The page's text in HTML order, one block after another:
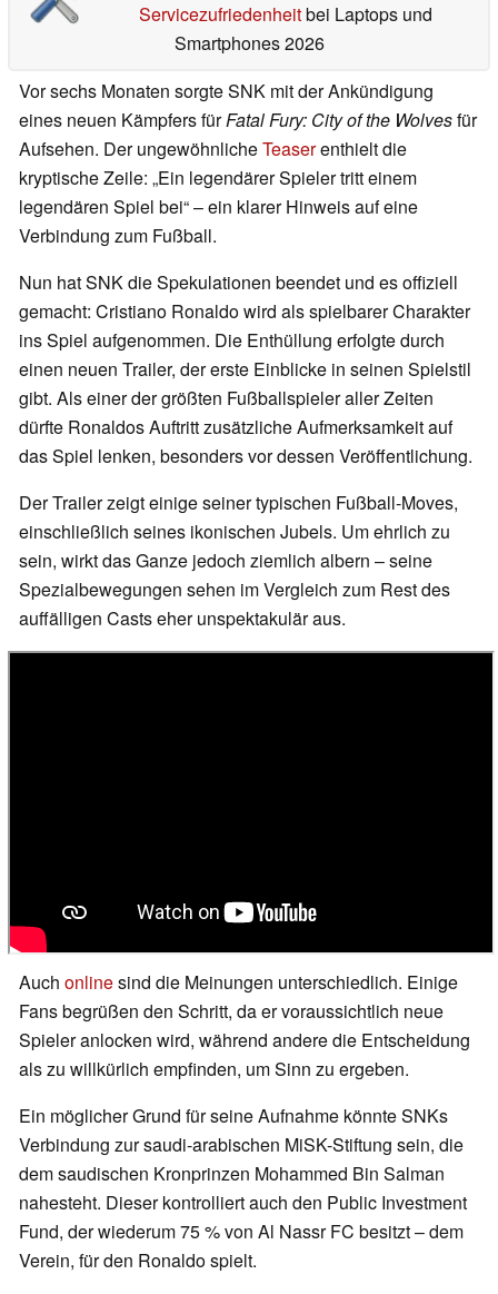
Servicezufriedenheitbei Laptops und
Smartphones 2026
Vor sechs Monaten sorgte SNK mit der Ankündigung
eines neuen Kämpfers fürFatal Fury: City of the Wolvesfür
Aufsehen. Der ungewöhnlicheTeaserenthielt die
kryptische Zeile: „Ein legendärer Spieler tritt einem
legendären Spiel bei“ – ein klarer Hinweis auf eine
Verbindung zum Fußball.
Nun hat SNK die Spekulationen beendet und es offiziell
gemacht: Cristiano Ronaldo wird als spielbarer Charakter
ins Spiel aufgenommen. Die Enthüllung erfolgte durch
einen neuen Trailer, der erste Einblicke in seinen Spielstil
gibt. Als einer der größten Fußballspieler aller Zeiten
dürfte Ronaldos Auftritt zusätzliche Aufmerksamkeit auf
das Spiel lenken, besonders vor dessen Veröffentlichung.
Der Trailer zeigt einige seiner typischen Fußball-Moves,
einschließlich seines ikonischen Jubels. Um ehrlich zu
sein, wirkt das Ganze jedoch ziemlich albern – seine
Spezialbewegungen sehen im Vergleich zum Rest des
auffälligen Casts eher unspektakulär aus.
Auch onlinesind die Meinungen unterschiedlich. Einige
Fans begrüßen den Schritt, da er voraussichtlich neue
Spieler anlocken wird, während andere die Entscheidung
als zu willkürlich empfinden, um Sinn zu ergeben.
Ein möglicher Grund für seine Aufnahme könnte SNKs
Verbindung zur saudi-arabischen MiSK-Stiftung sein, die
dem saudischen Kronprinzen Mohammed Bin Salman
nahesteht. Dieser kontrolliert auch den Public Investment
Fund, der wiederum 75 % von Al Nassr FC besitzt – dem
Verein, für den Ronaldo spielt.